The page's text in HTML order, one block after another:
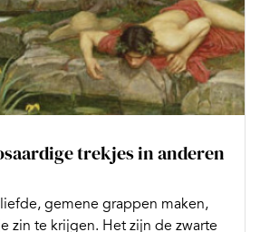
trekjes in anderen
gemene grappen maken,
zin te krijgen. Het zijn de zwarte